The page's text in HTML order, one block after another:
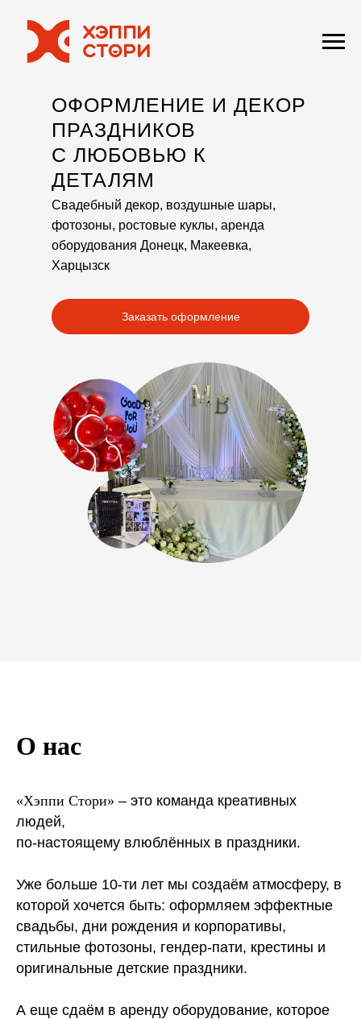
ОФОРМЛЕНИЕ И ДЕКОР
ПРАЗДНИКОВ
С ЛЮБОВЬЮ К
ДЕТАЛЯМ
Свадебный декор, воздушные шары,
фотозоны, ростовые куклы, аренда
оборудования Донецк, Макеевка,
Харцызск
Заказать оформление
О нас
«Хэппи Стори» – это команда креативных
людей,
по-настоящему влюблённых в праздники.
Уже больше 10-ти лет мы создаём атмосферу, в
которой хочется быть: оформляем эффектные
свадьбы, дни рождения и корпоративы,
стильные фотозоны, гендер-пати, крестины и
оригинальные детские праздники.
А еще сдаём в аренду оборудование, которое